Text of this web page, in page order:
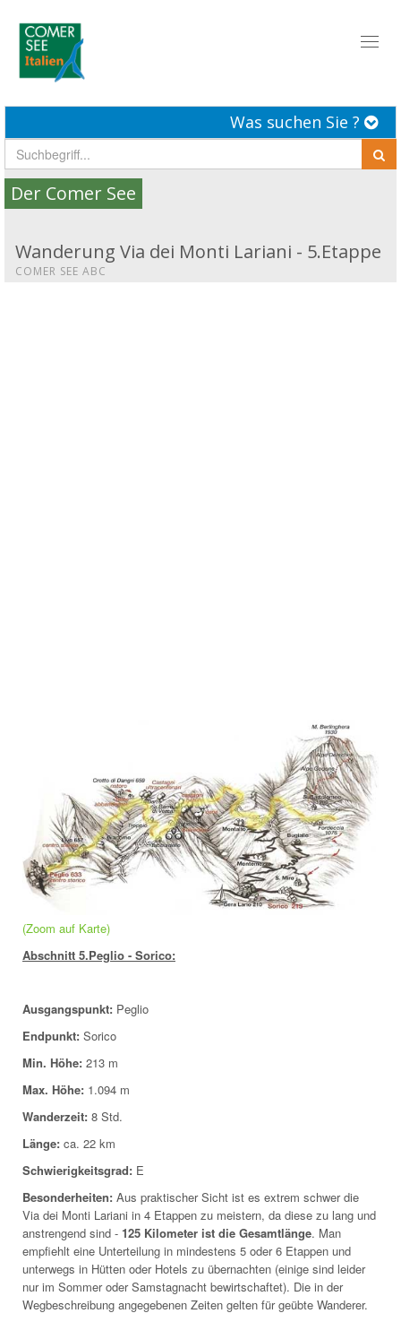
Was suchen Sie ?
Der Comer See
Wanderung Via dei Monti Lariani - 5.Etappe
COMER SEE ABC
(Zoom auf Karte)
Abschnitt 5.Peglio - Sorico:
Ausgangspunkt: Peglio
Endpunkt: Sorico
Min. Höhe: 213 m
Max. Höhe: 1.094 m
Wanderzeit: 8 Std.
Länge: ca. 22 km
Schwierigkeitsgrad: E
Besonderheiten: Aus praktischer Sicht ist es extrem schwer die
Via dei Monti Lariani in 4 Etappen zu meistern, da diese zu lang und
anstrengend sind - 125 Kilometer ist die Gesamtlänge. Man
empfiehlt eine Unterteilung in mindestens 5 oder 6 Etappen und
unterwegs in Hütten oder Hotels zu übernachten (einige sind leider
nur im Sommer oder Samstagnacht bewirtschaftet). Die in der
Wegbeschreibung angegebenen Zeiten gelten für geübte Wanderer.